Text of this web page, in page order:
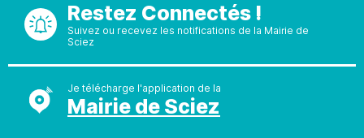
Restez Connectés !
Suivez ou recevez les notifications de la Mairie de
Sciez
Je télécharge l'application de la
Mairie de Sciez